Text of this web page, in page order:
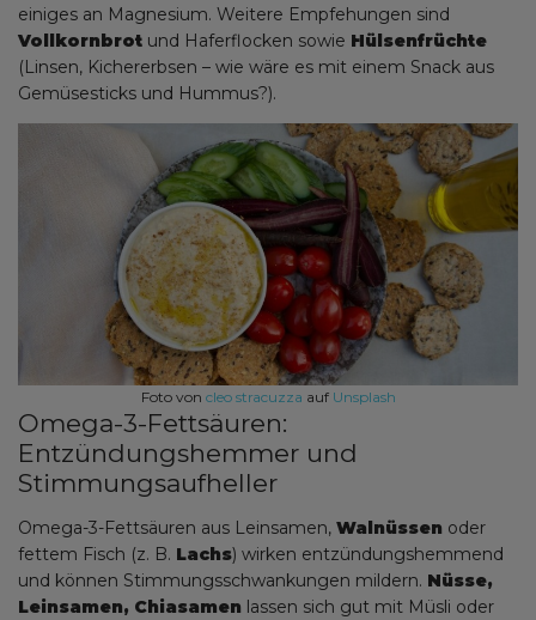
einiges an Magnesium. Weitere Empfehungen sind
Vollkornbrot und Haferflocken sowie Hülsenfrüchte
(Linsen, Kichererbsen – wie wäre es mit einem Snack aus
Gemüsesticks und Hummus?).
Foto von cleo stracuzza auf Unsplash
Omega-3-Fettsäuren:
Entzündungshemmer und
Stimmungsaufheller
Omega-3-Fettsäuren aus Leinsamen, Walnüssen oder
fettem Fisch (z. B. Lachs) wirken entzündungshemmend
und können Stimmungsschwankungen mildern. Nüsse,
Leinsamen, Chiasamen lassen sich gut mit Müsli oder